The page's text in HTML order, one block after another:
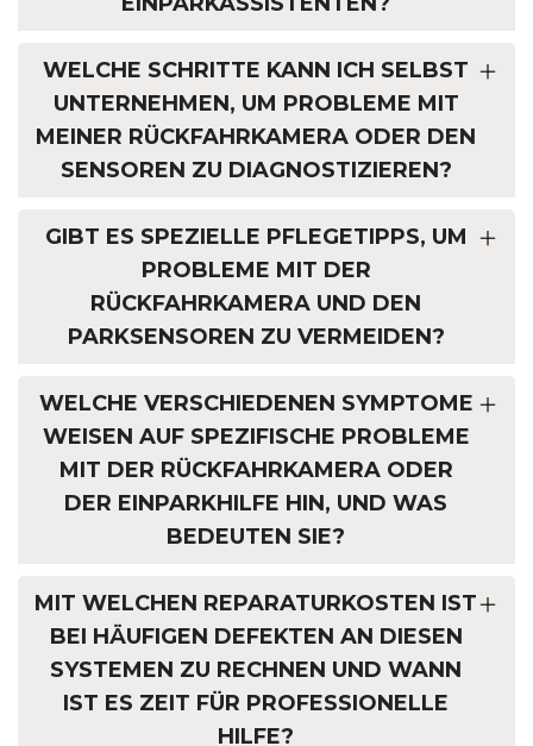
WELCHE SCHRITTE KANN ICH SELBST
UNTERNEHMEN, UM PROBLEME MIT
MEINER RÜCKFAHRKAMERA ODER DEN
SENSOREN ZU DIAGNOSTIZIEREN?
GIBT ES SPEZIELLE PFLEGETIPPS, UM
PROBLEME MIT DER
RÜCKFAHRKAMERA UND DEN
PARKSENSOREN ZU VERMEIDEN?
WELCHE VERSCHIEDENEN SYMPTOME
WEISEN AUF SPEZIFISCHE PROBLEME
MIT DER RÜCKFAHRKAMERA ODER
DER EINPARKHILFE HIN, UND WAS
BEDEUTEN SIE?
MIT WELCHEN REPARATURKOSTEN IST
BEI HÄUFIGEN DEFEKTEN AN DIESEN
SYSTEMEN ZU RECHNEN UND WANN
IST ES ZEIT FÜR PROFESSIONELLE
HILFE?